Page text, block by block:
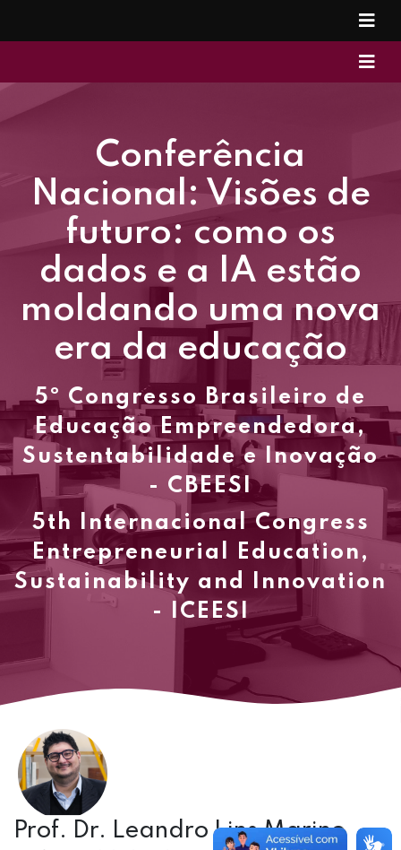
Conferência
Nacional: Visões de
futuro: como os
dados e a IA estão
moldando uma nova
era da educação
5º Congresso Brasileiro de
Educação Empreendedora,
Sustentabilidade e Inovação
- CBEESI
5th Internacional Congress
Entrepreneurial Education,
Sustainability and Innovation
- ICEESI
Prof. Dr. Leandro Lins Marino